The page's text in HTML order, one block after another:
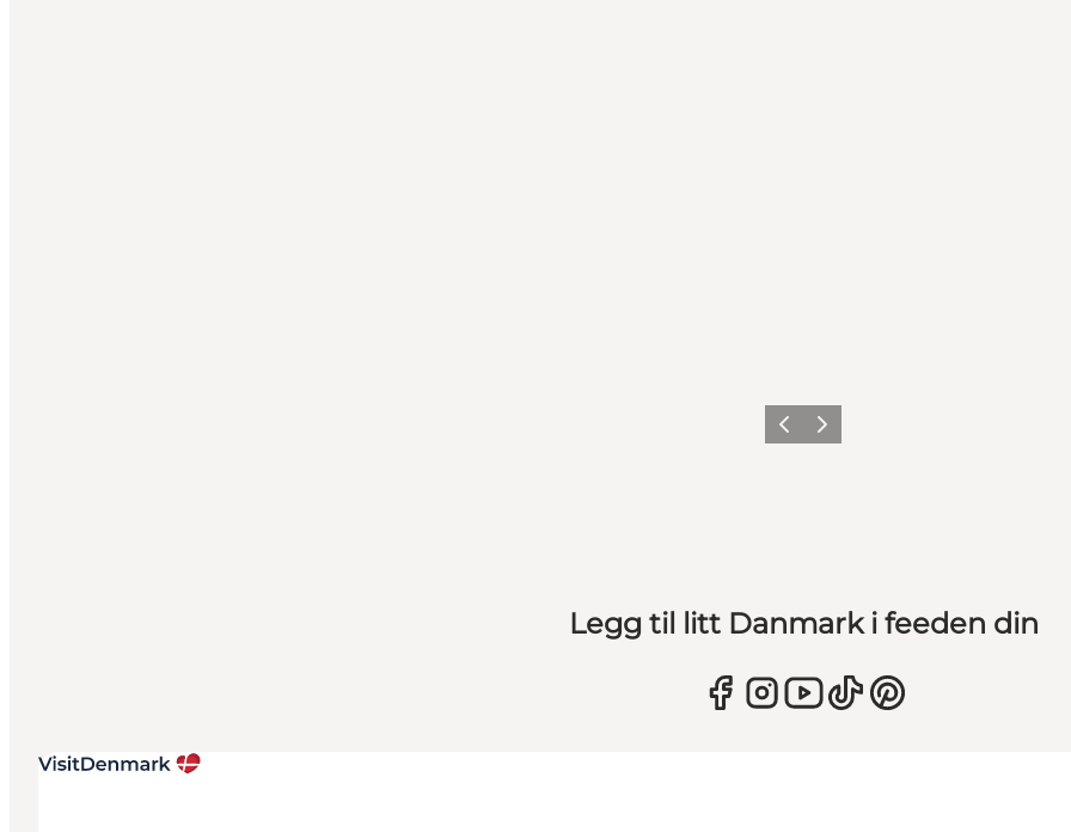
ForrigeNeste
Legg til litt Danmark i feeden din